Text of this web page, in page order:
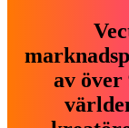
av över